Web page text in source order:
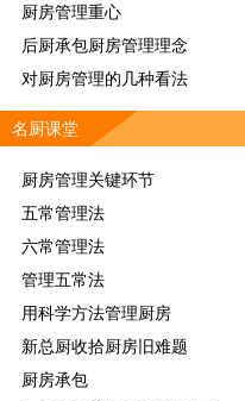
厨房管理重心
后厨承包厨房管理理念
对厨房管理的几种看法
名厨课堂
厨房管理关键环节
五常管理法
六常管理法
管理五常法
用科学方法管理厨房
新总厨收拾厨房旧难题
厨房承包